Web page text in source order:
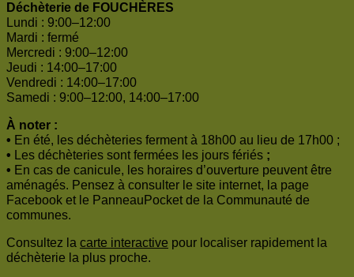
Déchèterie de FOUCHÈRES
Lundi : 9:00–12:00
Mardi : fermé
Mercredi : 9:00–12:00
Jeudi : 14:00–17:00
Vendredi : 14:00–17:00
Samedi : 9:00–12:00, 14:00–17:00
À noter :
• En été, les déchèteries ferment à 18h00 au lieu de 17h00 ;
• Les déchèteries sont fermées les jours fériés ;
• En cas de canicule, les horaires d’ouverture peuvent être
aménagés. Pensez à consulter le site internet, la page
Facebook et le PanneauPocket de la Communauté de
communes.
Consultez la carte interactive pour localiser rapidement la
déchèterie la plus proche.